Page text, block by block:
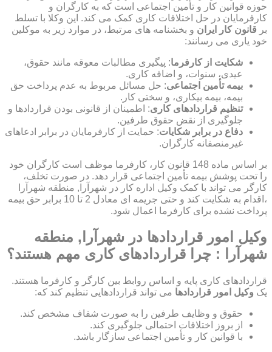
حوزه قوانین کار و تأمین اجتماعی است که به کارگران و
کارفرمایان در حل اختلافات کاری کمک می کند. این وکلا با تسلط
بر قانون کار ایران و بخشنامه های مرتبط، در موارد زیر به موکلین
خود یاری می رسانند:
شکایت از کارفرما: پیگیری مطالبات معوقه مانند حقوق،
عیدی، سنوات، و اضافه کاری.
بیمه تأمین اجتماعی: حل مسائل مربوط به عدم پرداخت حق
بیمه، بیمه بیکاری، و سختی کار.
تنظیم قراردادهای کاری: اطمینان از قانونی بودن قراردادها و
جلوگیری از نقض حقوق طرفین.
دفاع در برابر شکایات: حمایت از کارفرمایان در برابر ادعاهای
غیرمنصفانه کارگران.
بر اساس ماده 148 قانون کار، کارفرما موظف است کارگران خود
را تحت پوشش بیمه تأمین اجتماعی قرار دهد. در صورت تخلف،
کارگر می تواند با کمک وکیل اداره کار در شهرآرا, منطقه شهرآرا
،اقدام به شکایت کند و حتی جریمه ای معادل 2 تا 10 برابر حق بیمه
پرداخت نشده برای کارفرما اعمال شود.
وکیل امور قراردادها در شهرآرا, منطقه
شهرآرا : چرا قراردادهای کاری مهم هستند؟
قراردادهای کاری پایه و اساس روابط بین کارگر و کارفرما هستند.
یک وکیل امور قراردادها می تواند قراردادهایی تنظیم کند که:
حقوق و وظایف طرفین را به صورت شفاف مشخص کند.
از بروز اختلافات احتمالی جلوگیری کند.
با قوانین کار و تأمین اجتماعی سازگار باشد.